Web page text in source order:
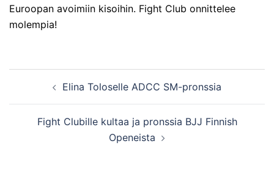
Euroopan avoimiin kisoihin. Fight Club onnittelee
molempia!
navigationElina Toloselle ADCC SM-pronssia
Fight Clubille kultaa ja pronssia BJJ Finnish
Openeista